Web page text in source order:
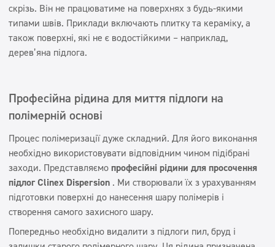
скрізь. Він не працюватиме на поверхнях з будь-якими
типами швів. Приклади включають плитку та кераміку, а
також поверхні, які не є водостійкими – наприклад,
дерев’яна підлога.
Професійна рідина для миття підлоги на
полімерній основі
Процес полімеризації дуже складний. Для його виконання
необхідно використовувати відповідним чином підібрані
заходи. Представляємопрофесійні рідини для просочення
підлог Clinex Dispersion . Ми створювали їх з урахуванням
підготовки поверхні до нанесення шару полімерів і
створення самого захисного шару.
Попередньо необхідно видалити з підлоги пил, бруд і